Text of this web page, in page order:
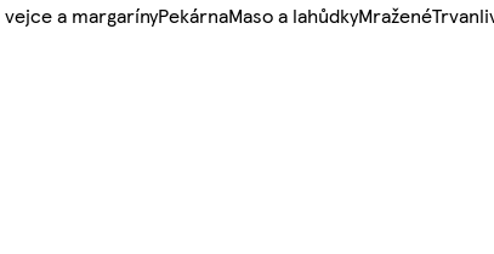
a margarínyPekárnaMaso a lahůdkyMražené